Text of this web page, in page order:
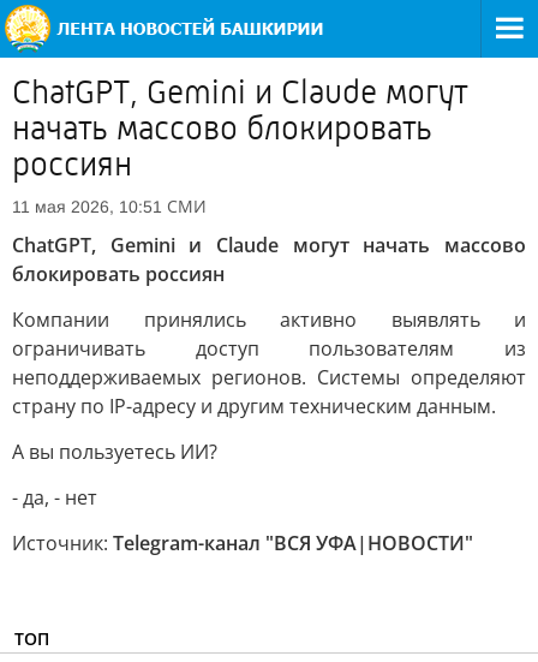
ChatGPT, Gemini и Claude могут
начать массово блокировать
россиян
11 мая 2026, 10:51 СМИ
ChatGPT, Gemini и Claude могут начать массово
блокировать россиян
Компании принялись активно выявлять и
ограничивать доступ пользователям из
неподдерживаемых регионов. Системы определяют
страну по IP-адресу и другим техническим данным.
А вы пользуетесь ИИ?
- да, - нет
Источник: Telegram-канал "ВСЯ УФА|НОВОСТИ"
ТОП